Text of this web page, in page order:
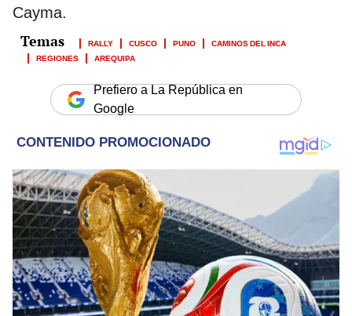
Cayma.
RALLY CUSCO PUNO
CAMINOS DEL INCA
REGIONES
AREQUIPA
Prefiero a La República en
Google